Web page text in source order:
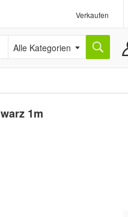
Verkaufen
Alle Kategorien
1m